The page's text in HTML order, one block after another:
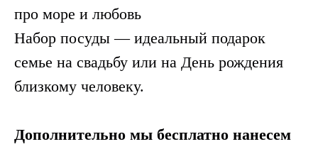
про море и любовь
Набор посуды — идеальный подарок
семье на свадьбу или на День рождения
близкому человеку.
Дополнительно мы бесплатно нанесем